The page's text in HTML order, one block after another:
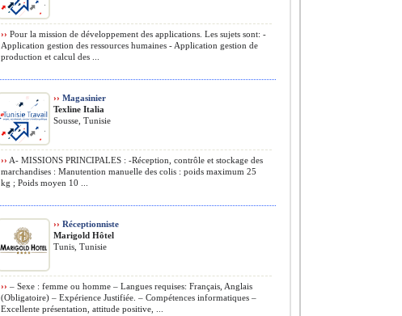
›› Pour la mission de développement des applications. Les sujets sont: -
Application gestion des ressources humaines - Application gestion de
production et calcul des ...
›› Magasinier
Texline Italia
Sousse, Tunisie
›› A- MISSIONS PRINCIPALES : -Réception, contrôle et stockage des
marchandises : Manutention manuelle des colis : poids maximum 25
kg ; Poids moyen 10 ...
›› Réceptionniste
Marigold Hôtel
Tunis, Tunisie
›› – Sexe : femme ou homme – Langues requises: Français, Anglais
(Obligatoire) – Expérience Justifiée. – Compétences informatiques –
Excellente présentation, attitude positive, ...